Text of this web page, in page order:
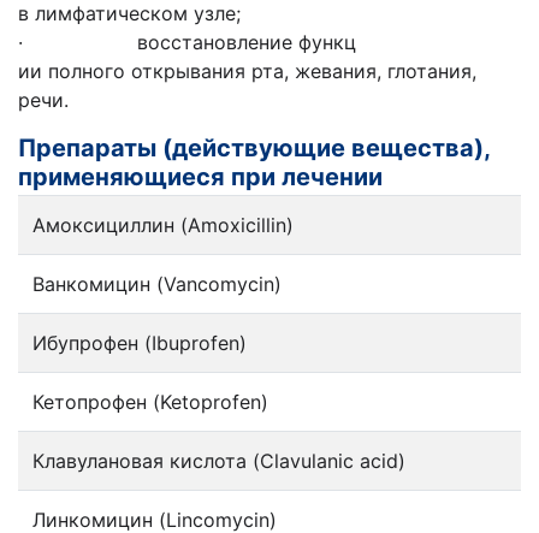
в лимфатическом узле;
· восстановление функц
ии полного открывания рта, жевания, глотания,
речи.
Препараты (действующие вещества),
применяющиеся при лечении
Амоксициллин (Amoxicillin)
Ванкомицин (Vancomycin)
Ибупрофен (Ibuprofen)
Кетопрофен (Ketoprofen)
Клавулановая кислота (Clavulanic acid)
Линкомицин (Lincomycin)